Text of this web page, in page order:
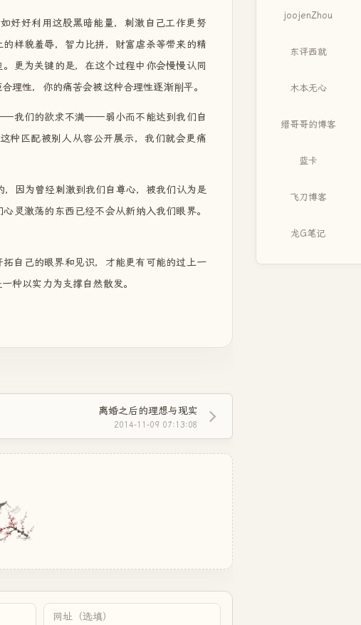
好好利用这股黑暗能量，刺激自己工作更努
样貌羞辱，智力比拼，财富虐杀等带来的精
更为关键的是，在这个过程中你会慢慢认同
性，你的痛苦会被这种合理性逐渐削平。
我们的欲求不满——弱小而不能达到我们自
种匹配被别人从容公开展示，我们就会更痛
因为曾经刺激到我们自尊心，被我们认为是
灵激荡的东西已经不会从新纳入我们眼界。
自己的眼界和见识，才能更有可能的过上一
种以实力为支撑自然散发。
离婚之后的理想与现实
2014-11-09 07:13:08
joojenZhou
东评西就
木本无心
缙哥哥的博客
蓝卡
飞刀博客
龙G笔记